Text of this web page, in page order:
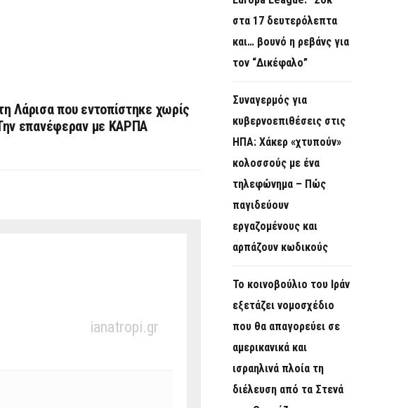
Λάρισα που εντοπίστηκε χωρίς
επανέφεραν με ΚΑΡΠΑ
ianatropi.gr
στα 17 δευτερόλεπτα
και… βουνό η ρεβάνς για
τον “Δικέφαλο”
Συναγερμός για
κυβερνοεπιθέσεις στις
ΗΠΑ: Χάκερ «χτυπούν»
κολοσσούς με ένα
τηλεφώνημα – Πώς
παγιδεύουν
εργαζομένους και
αρπάζουν κωδικούς
Το κοινοβούλιο του Ιράν
εξετάζει νομοσχέδιο
που θα απαγορεύει σε
αμερικανικά και
ισραηλινά πλοία τη
διέλευση από τα Στενά